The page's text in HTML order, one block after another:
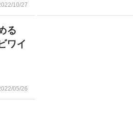
10/27
る
ワイ
05/26